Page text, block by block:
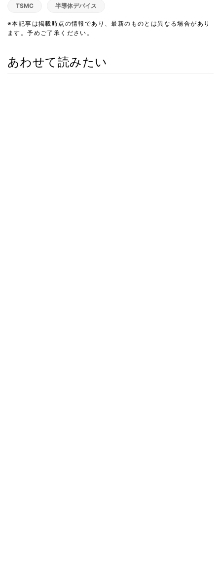
TSMC 半導体デバイス
※本記事は掲載時点の情報であり、最新のものとは異なる場合があり
ます。予めご了承ください。
あわせて読みたい